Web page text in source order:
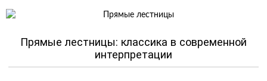
Прямые лестницы: классика в современной
интерпретации